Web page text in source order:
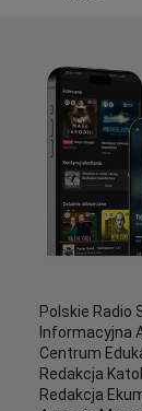
Polskie Radio
Informacyjna
Centrum
Redakcja
Redakcja